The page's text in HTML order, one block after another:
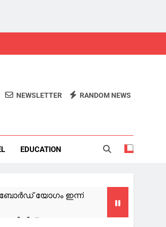
NEWSLETTER RANDOM NEWS
EDUCATION
ബോര്‍ഡ് യോഗം ഇന്ന്